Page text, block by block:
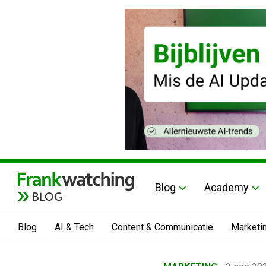
BLOG
Blog Academy
Blog AI & Tech Content & Communicatie